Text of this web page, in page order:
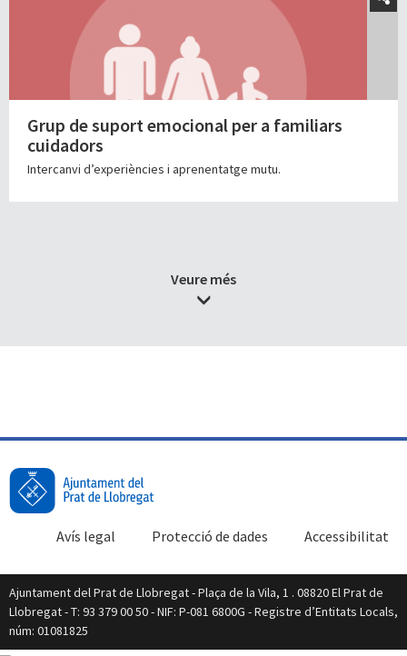
Grup de suport emocional per a familiars
cuidadors
Intercanvi d’experiències i aprenentatge mutu.
Veure més
Accessibilitat
Protecció de dades
Avís legal
Ajuntament del Prat de Llobregat - Plaça de la Vila, 1 . 08820 El Prat de
Llobregat - T: 93 379 00 50 - NIF: P-081 6800G - Registre d’Entitats Locals,
núm: 01081825